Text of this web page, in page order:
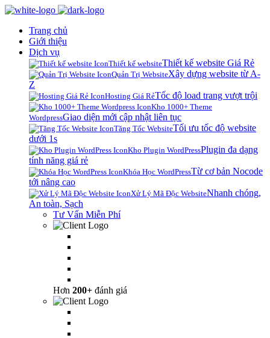
Trang chủ
Giới thiệu
Dịch vụ
Thiết kế websiteThiết kế website Giá Rẻ
Quản Trị WebsiteXây dựng website từ A-
Z
Hosting Giá RẻTốc độ load trang vượt trội
Kho 1000+ Theme
WordpressGiao diện mới cập nhật liên tục
Tăng Tốc WebsiteTối ưu tốc độ website
dưới 1s
Kho Plugin WordPressPlugin đa dạng
tính năng giá rẻ
Khóa Học WordPressTừ cơ bản Nocode
tới nâng cao
Xử Lý Mã Độc WebsiteNhanh chóng,
An toàn, Sạch
Tư Vấn Miễn Phí
Hơn 200+ đánh giá